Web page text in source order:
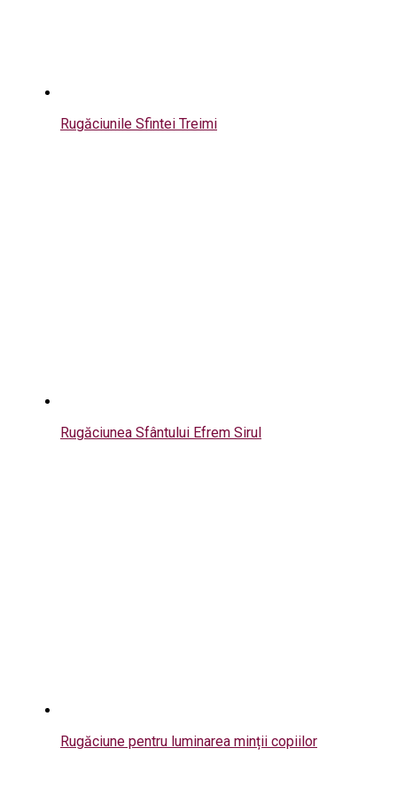
Rugăciunile Sfintei Treimi
Rugăciunea Sfântului Efrem Sirul
Rugăciune pentru luminarea minții copiilor